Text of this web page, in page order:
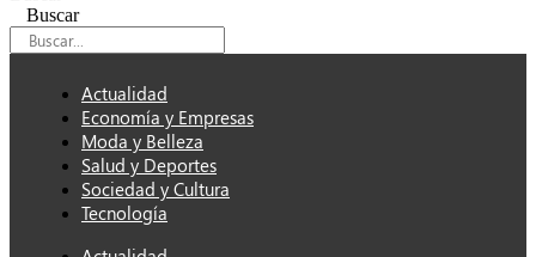
Buscar
Actualidad
Economía y Empresas
Moda y Belleza
Salud y Deportes
Sociedad y Cultura
Tecnología